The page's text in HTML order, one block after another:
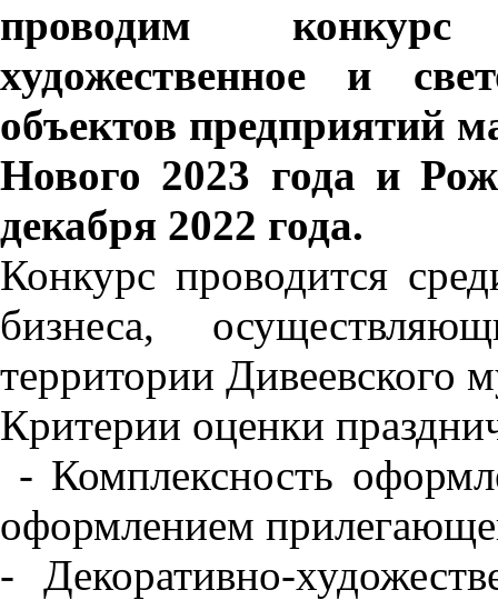
проводим
художественное и
объектов предприятий
Нового 2023 года и
декабря 2022 года.
Конкурс проводится
бизнеса,
территории Дивеевского
Критерии оценки
- Комплексность
оформлением
- Декоративно-